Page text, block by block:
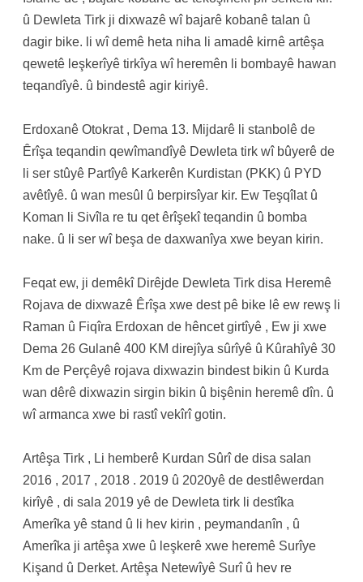
û Dewleta Tirk ji dixwazê wî bajarê kobanê talan û
dagir bike. li wî demê heta niha li amadê kirnê artêşa
qewetê leşkerîyê tirkîya wî heremên li bombayê hawan
teqandîyê. û bindestê agir kiriyê.
Erdoxanê Otokrat , Dema 13. Mijdarê li stanbolê de
Êrîşa teqandin qewîmandîyê Dewleta tirk wî bûyerê de
li ser stûyê Partîyê Karkerên Kurdistan (PKK) û PYD
avêtîyê. û wan mesûl û berpirsîyar kir. Ew Teşqîlat û
Koman li Sivîla re tu qet êrîşekî teqandin û bomba
nake. û li ser wî beşa de daxwanîya xwe beyan kirin.
Feqat ew, ji demêkî Dirêjde Dewleta Tirk disa Heremê
Rojava de dixwazê Êrîşa xwe dest pê bike lê ew rewş li
Raman û Fiqîra Erdoxan de hêncet girtîyê , Ew ji xwe
Dema 26 Gulanê 400 KM direjîya sûrîyê û Kûrahîyê 30
Km de Perçêyê rojava dixwazin bindest bikin û Kurda
wan dêrê dixwazin sirgin bikin û bişênin heremê dîn. û
wî armanca xwe bi rastî vekîrî gotin.
Artêşa Tirk , Li hemberê Kurdan Sûrî de disa salan
2016 , 2017 , 2018 . 2019 û 2020yê de destlêwerdan
kirîyê , di sala 2019 yê de Dewleta tirk li destîka
Amerîka yê stand û li hev kirin , peymandanîn , û
Amerîka ji artêşa xwe û leşkerê xwe heremê Surîye
Kişand û Derket. Artêşa Netewîyê Surî û hev re